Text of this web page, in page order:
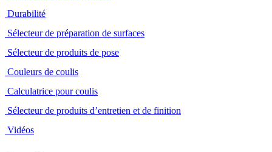
Durabilité
Sélecteur de préparation de surfaces
Sélecteur de produits de pose
Couleurs de coulis
Calculatrice pour coulis
Sélecteur de produits d’entretien et de finition
Vidéos